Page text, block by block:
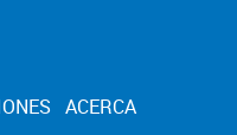
ACERCA